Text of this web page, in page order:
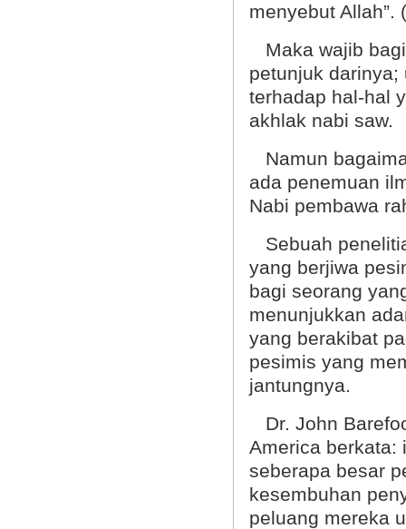
menyebut Allah”.
Maka wajib
petunjuk
terhadap hal-hal
akhlak nabi saw.
Namun
ada penemuan
Nabi pembawa
Sebuah
yang berjiwa
bagi seorang
menunjukkan
yang berakibat
pesimis yang
jantungnya.
Dr. John
America berkata:
seberapa besar
kesembuhan
peluang mereka